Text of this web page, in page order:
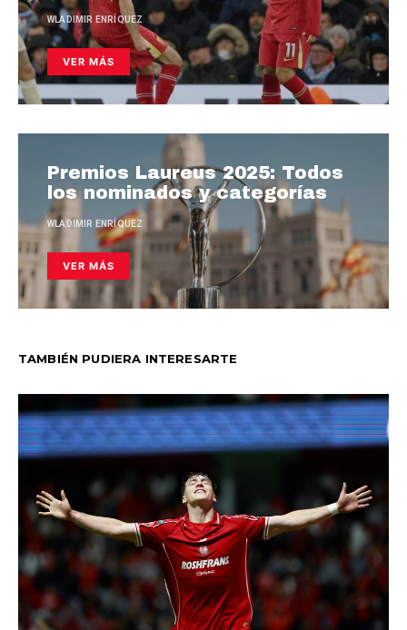
WLADIMIR ENRÍQUEZ
VER MÁS
Premios Laureus 2025: Todos
los nominados y categorías
WLADIMIR ENRÍQUEZ
VER MÁS
TAMBIÉN PUDIERA INTERESARTE